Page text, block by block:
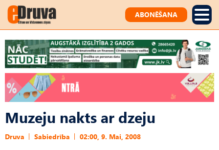
ABONĒŠANA
Muzeju nakts ar dzeju
Druva Sabiedrība 02:00, 9. Mai, 2008